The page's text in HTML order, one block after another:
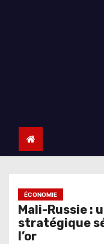
ÉCONOMIE
Mali-Russie :
stratégique
l’or